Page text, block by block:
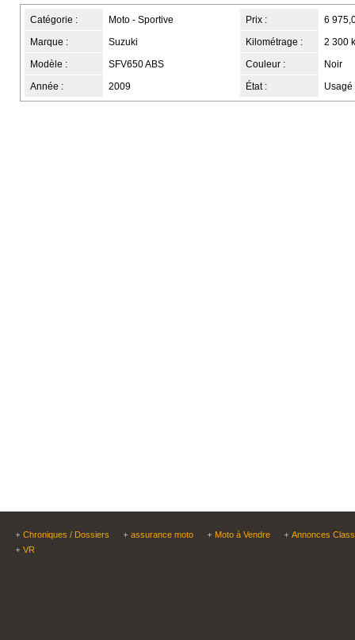
Catégorie : Moto - Sportive
Marque : Suzuki
Modèle : SFV650 ABS
Année : 2009
Prix : 6
Kilométrage : 2 300
Couleur : Noir
État : Usagé
Chroniques / Dossiers assurance moto Moto à Vendre
Annonces
VR